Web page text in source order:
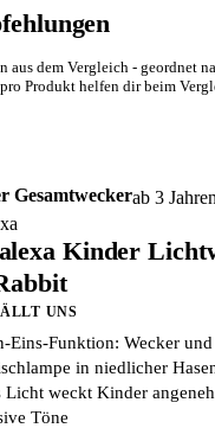
aus dem Vergleich - geordnet
Produkt helfen dir beim
Gesamtweckerab 3 Jahren
Kinder
UNS
Eins-Funktion: Wecker und
in niedlicher
Licht weckt Kinder
Töne